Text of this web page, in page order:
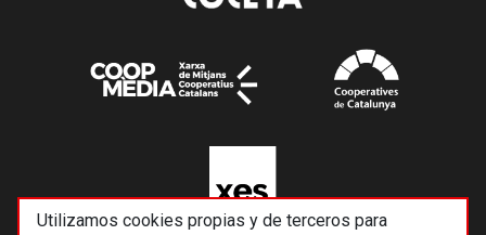
Utilizamos cookies propias y de terceros para